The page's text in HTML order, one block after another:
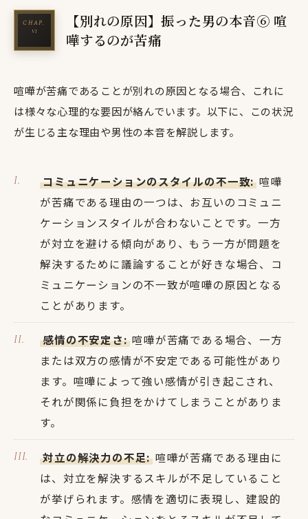
【別れの原因】振った男の本音⑥ 喧
嘩するのが苦痛
喧嘩が苦痛であることが別れの原因となる場合、これに
は様々な心理的な要因が絡んでいます。以下に、この状況
が生じる主な理由や男性の本音を解説します。
コミュニケーションのスタイルの不一致: 喧嘩
が苦痛である理由の一つは、お互いのコミュニ
ケーションスタイルが合わないことです。一方
が対立を避ける傾向があり、もう一方が問題を
解決するために議論することが好きな場合、コ
ミュニケーションの不一致が喧嘩の原因となる
ことがあります。
感情の不安定さ:喧嘩が苦痛である場合、一方
または双方の感情が不安定である可能性があり
ます。喧嘩によって強い感情が引き起こされ、
それが関係に負担をかけてしまうことがありま
す。
対立の解決力の不足: 喧嘩が苦痛である理由に
は、対立を解決するスキルが不足していること
が挙げられます。感情を適切に表現し、建設的